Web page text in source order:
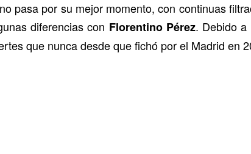
pasa por su mejor momento, con continuas
diferencias con Florentino Pérez. Debido a
que nunca desde que fichó por el Madrid en